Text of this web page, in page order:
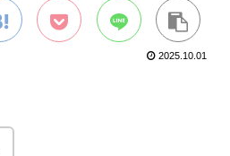
2025.10.01